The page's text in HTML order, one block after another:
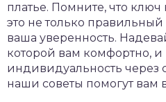
платье. Помните, что
это не только
ваша уверенность.
которой вам комфортно,
индивидуальность через
наши советы помогут вам